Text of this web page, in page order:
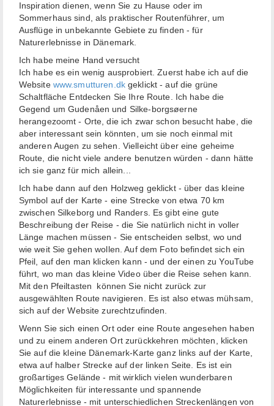
Inspiration dienen, wenn Sie zu Hause oder im
Sommerhaus sind, als praktischer Routenführer, um
Ausflüge in unbekannte Gebiete zu finden - für
Naturerlebnisse in Dänemark.
Ich habe meine Hand versucht
Ich habe es ein wenig ausprobiert. Zuerst habe ich auf die
Websitewww.smutturen.dkgeklickt - auf die grüne
Schaltfläche Entdecken Sie Ihre Route. Ich habe die
Gegend um Gudenåen und Silke-borgsøerne
herangezoomt - Orte, die ich zwar schon besucht habe, die
aber interessant sein könnten, um sie noch einmal mit
anderen Augen zu sehen. Vielleicht über eine geheime
Route, die nicht viele andere benutzen würden - dann hätte
ich sie ganz für mich allein...
Ich habe dann auf den Holzweg geklickt - über das kleine
Symbol auf der Karte - eine Strecke von etwa 70 km
zwischen Silkeborg und Randers. Es gibt eine gute
Beschreibung der Reise - die Sie natürlich nicht in voller
Länge machen müssen - Sie entscheiden selbst, wo und
wie weit Sie gehen wollen. Auf dem Foto befindet sich ein
Pfeil, auf den man klicken kann - und der einen zu YouTube
führt, wo man das kleine Video über die Reise sehen kann.
Mit den Pfeiltasten können Sie nicht zurück zur
ausgewählten Route navigieren. Es ist also etwas mühsam,
sich auf der Website zurechtzufinden.
Wenn Sie sich einen Ort oder eine Route angesehen haben
und zu einem anderen Ort zurückkehren möchten, klicken
Sie auf die kleine Dänemark-Karte ganz links auf der Karte,
etwa auf halber Strecke auf der linken Seite. Es ist ein
großartiges Gelände - mit wirklich vielen wunderbaren
Möglichkeiten für interessante und spannende
Naturerlebnisse - mit unterschiedlichen Streckenlängen von